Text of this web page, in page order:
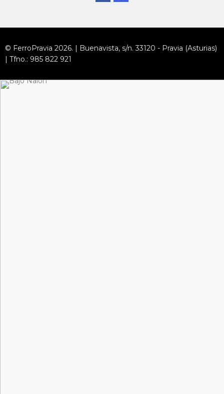
© FerroPravia 2026. | Buenavista, s/n. 33120 - Pravia (Asturias)
| Tfno.: 985 822 921